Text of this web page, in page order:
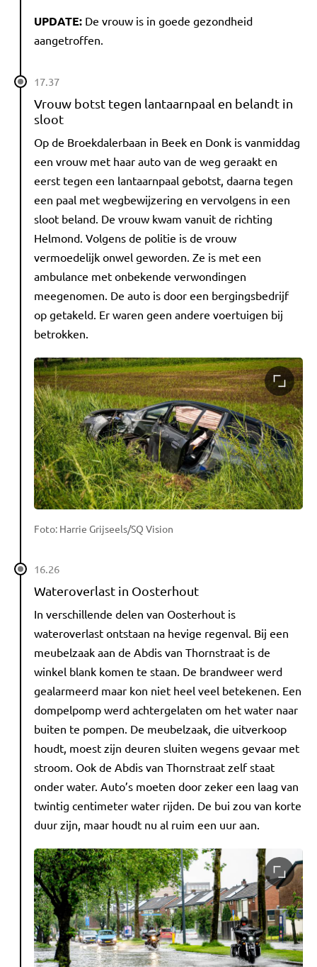
UPDATE: De vrouw is in goede gezondheid
aangetroffen.
17.37
Vrouw botst tegen lantaarnpaal en belandt in
sloot
Op de Broekdalerbaan in Beek en Donk is vanmiddag
een vrouw met haar auto van de weg geraakt en
eerst tegen een lantaarnpaal gebotst, daarna tegen
een paal met wegbewijzering en vervolgens in een
sloot beland. De vrouw kwam vanuit de richting
Helmond. Volgens de politie is de vrouw
vermoedelijk onwel geworden. Ze is met een
ambulance met onbekende verwondingen
meegenomen. De auto is door een bergingsbedrijf
op getakeld. Er waren geen andere voertuigen bij
betrokken.
Foto: Harrie Grijseels/SQ Vision
16.26
Wateroverlast in Oosterhout
In verschillende delen van Oosterhout is
wateroverlast ontstaan na hevige regenval. Bij een
meubelzaak aan de Abdis van Thornstraat is de
winkel blank komen te staan. De brandweer werd
gealarmeerd maar kon niet heel veel betekenen. Een
dompelpomp werd achtergelaten om het water naar
buiten te pompen. De meubelzaak, die uitverkoop
houdt, moest zijn deuren sluiten wegens gevaar met
stroom. Ook de Abdis van Thornstraat zelf staat
onder water. Auto’s moeten door zeker een laag van
twintig centimeter water rijden. De bui zou van korte
duur zijn, maar houdt nu al ruim een uur aan.